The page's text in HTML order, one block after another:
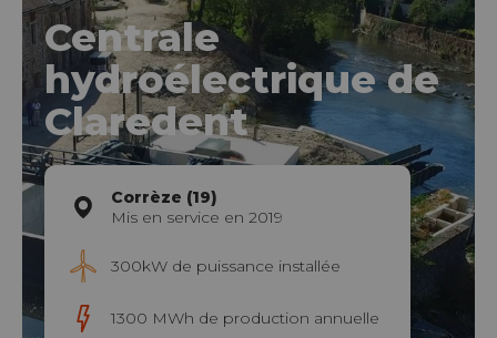
Centrale
hydroélectrique de
Claredent
Corrèze (19)
Mis en service en 2019
300kW de puissance installée
1300 MWh de production annuelle